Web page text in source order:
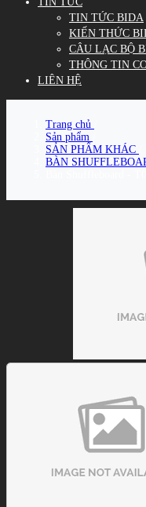
TIN TỨC BIDA
KIẾN THỨC
CÂU LẠC BỘ
THÔNG TIN
LIÊN HỆ
Trang chủ
Sản phẩm
SẢN PHẨM KHÁC
BÀN